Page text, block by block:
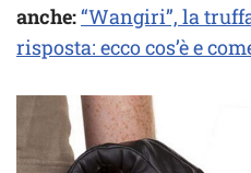
anche:“Wangiri”, la
risposta: ecco cos’è e